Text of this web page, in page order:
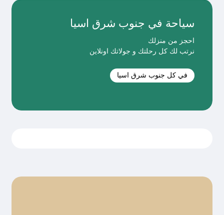
سياحة في جنوب شرق اسيا
احجز من منزلك
نرتب لك كل رحلتك و جولاتك اونلاين
في كل جنوب شرق اسيا